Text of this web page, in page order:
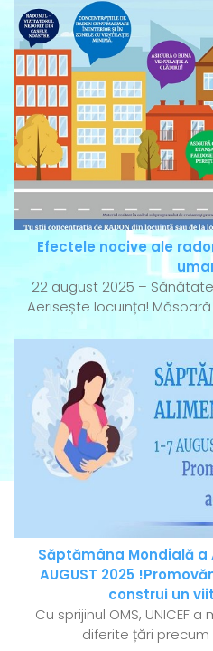
Efectele nocive ale
22 august 2025 –
Aerisește locuința!
Săptămâna Mondială a
AUGUST 2025
construi un
Cu sprijinul OMS, UNICEF
diferite țări